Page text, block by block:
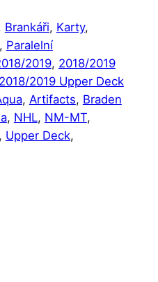
Brankáři, Karty
Paralelní
2019, 2018/2019
2018/2019 Upper Deck
, Artifacts, Braden
, NHL, NM-MT
Upper Deck